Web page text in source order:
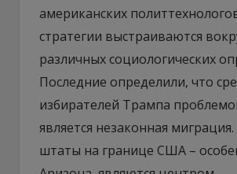
американских
стратегии выстраиваются
различных социологических
Последние определили, что
избирателей Трампа
является незаконная
штаты на границе США –